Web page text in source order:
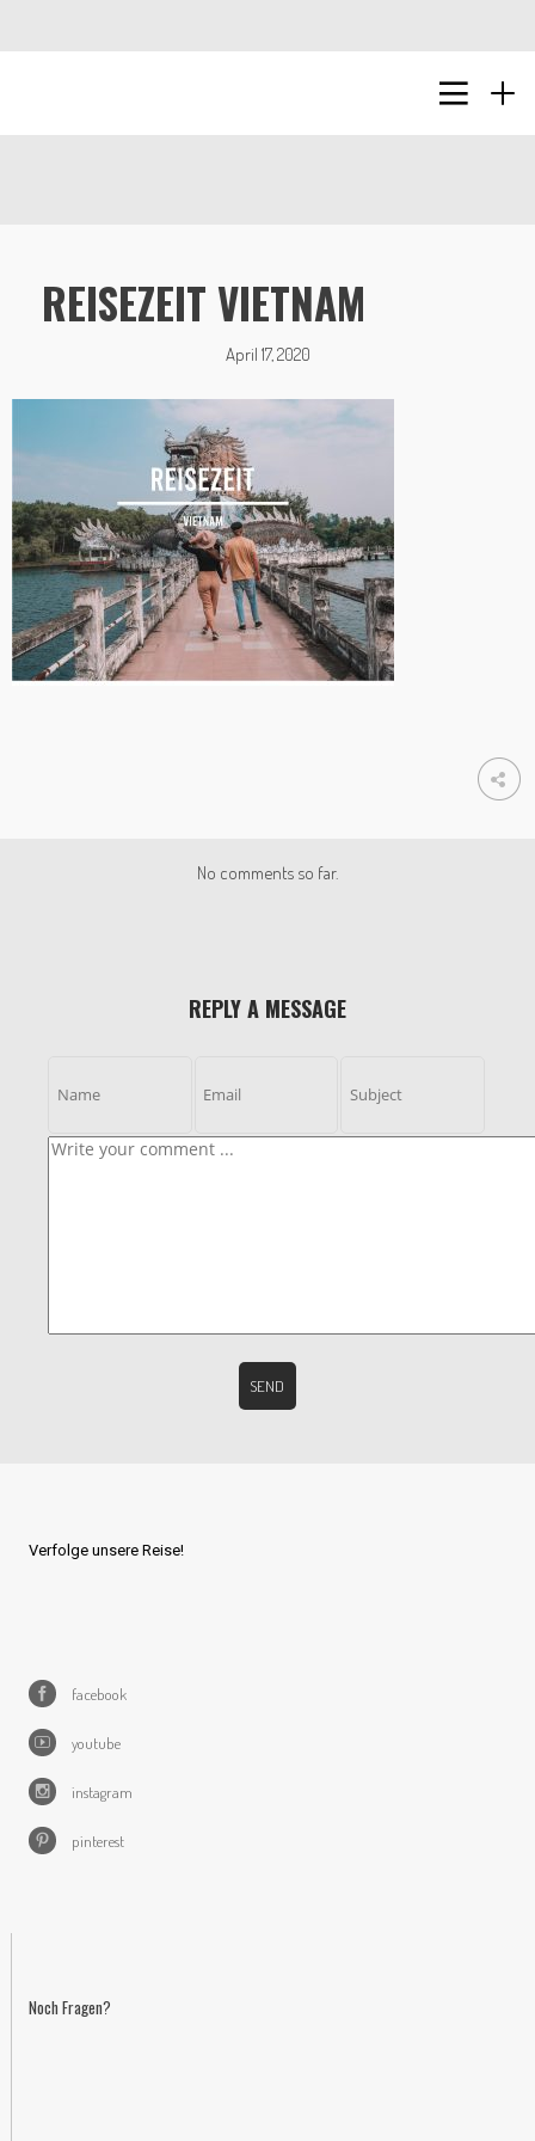
REISEZEIT VIETNAM
April 17, 2020
No comments so far.
REPLY A MESSAGE
Verfolge unsere Reise!
facebook
youtube
instagram
pinterest
Noch Fragen?